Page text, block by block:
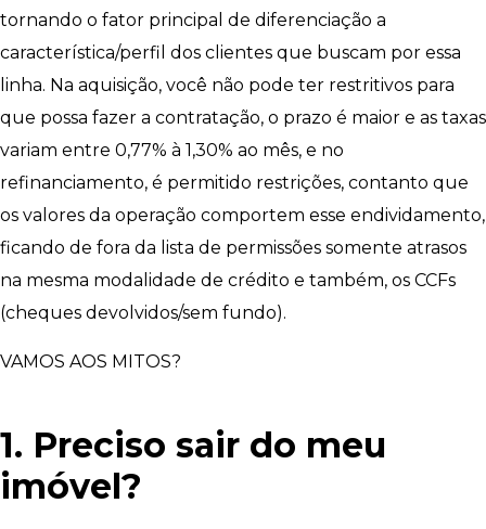
tornando o fator principal de diferenciação a
característica/perfil dos clientes que buscam por essa
linha. Na aquisição, você não pode ter restritivos para
que possa fazer a contratação, o prazo é maior e as taxas
variam entre 0,77% à 1,30% ao mês, e no
refinanciamento, é permitido restrições, contanto que
os valores da operação comportem esse endividamento,
ficando de fora da lista de permissões somente atrasos
na mesma modalidade de crédito e também, os CCFs
(cheques devolvidos/sem fundo).
VAMOS AOS MITOS?
1. Preciso sair do meu
imóvel?